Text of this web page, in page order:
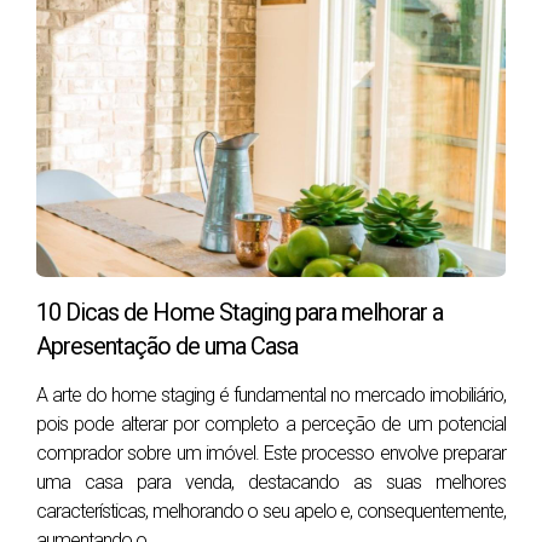
decoração e até mesmo o ambiente da casa. Além
disso, um fotógrafo profissional terá o equipamento
adequado para lidar com condições de iluminação
adversas, assegurando que cada divisão da casa seja
apresentada sob a melhor luz possível.
1.2. Preparação do Imóvel
Antes de realizar a sessão fotográfica, é fundamental
a casa deve estar limpa, organizada e, se possível,
decorada de forma atraente. A organização dos
espaços ajuda os potenciais compradores a visualizar
como poderão utilizar as diferentes divisões.
Remover objetos pessoais e despersonalizar os
espaços é também uma boa prática. Isto permite que
10 Dicas de Home Staging para melhorar a
Apresentação de uma Casa
A arte do home staging é fundamental no mercado imobiliário,
pois pode alterar por completo a perceção de um potencial
comprador sobre um imóvel. Este processo envolve preparar
uma casa para venda, destacando as suas melhores
características, melhorando o seu apelo e, consequentemente,